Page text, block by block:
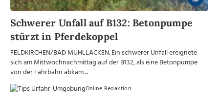
Schwerer Unfall auf B132: Betonpumpe
stürzt in Pferdekoppel
FELDKIRCHEN/BAD MÜHLLACKEN. Ein schwerer Unfall ereignete
sich am Mittwochnachmittag auf der B132, als eine Betonpumpe
von der Fahrbahn abkam ...
Online Redaktion